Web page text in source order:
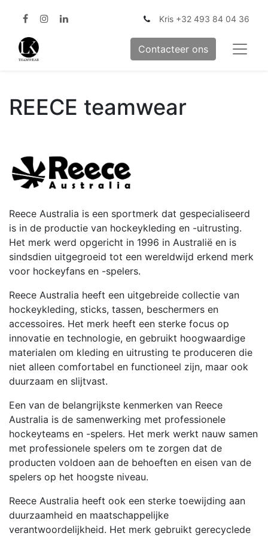
Kris +32 493 84 04 36
Contacteer ons
REECE teamwear
Reece Australia is een sportmerk dat gespecialiseerd
is in de productie van hockeykleding en -uitrusting.
Het merk werd opgericht in 1996 in Australië en is
sindsdien uitgegroeid tot een wereldwijd erkend merk
voor hockeyfans en -spelers.
Reece Australia heeft een uitgebreide collectie van
hockeykleding, sticks, tassen, beschermers en
accessoires. Het merk heeft een sterke focus op
innovatie en technologie, en gebruikt hoogwaardige
materialen om kleding en uitrusting te produceren die
niet alleen comfortabel en functioneel zijn, maar ook
duurzaam en slijtvast.
Een van de belangrijkste kenmerken van Reece
Australia is de samenwerking met professionele
hockeyteams en -spelers. Het merk werkt nauw samen
met professionele spelers om te zorgen dat de
producten voldoen aan de behoeften en eisen van de
spelers op het hoogste niveau.
Reece Australia heeft ook een sterke toewijding aan
duurzaamheid en maatschappelijke
verantwoordelijkheid. Het merk gebruikt gerecyclede